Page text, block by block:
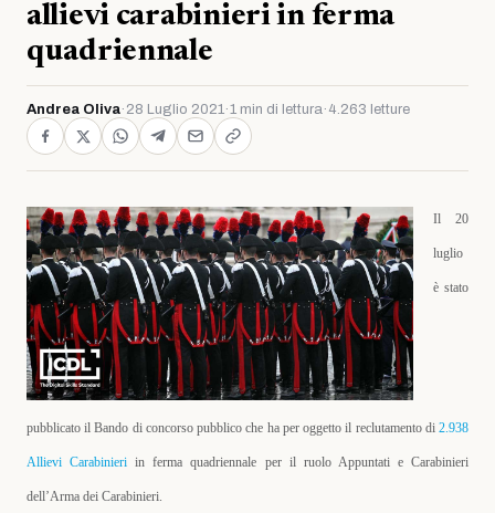
allievi carabinieri in ferma
quadriennale
Andrea Oliva· 28 Luglio 2021·1 min di lettura· 4.263 letture
Il 20
luglio
è stato
pubblicato il Bando di concorso pubblico che ha per oggetto il reclutamento di 2.938
Allievi Carabinieri in ferma quadriennale per il ruolo Appuntati e Carabinieri
dell’Arma dei Carabinieri.